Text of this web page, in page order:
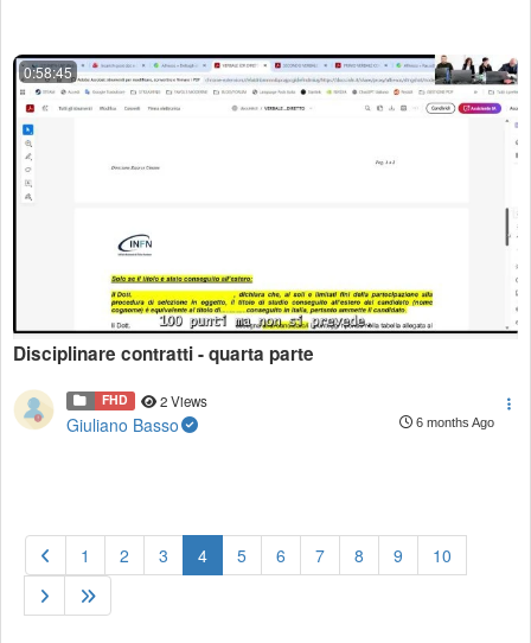
0:58:45
Disciplinare contratti - quarta parte
FHD 2 Views
Giuliano Basso 6 months Ago
1 2 3 4(current)
5 6 7 8 9 10